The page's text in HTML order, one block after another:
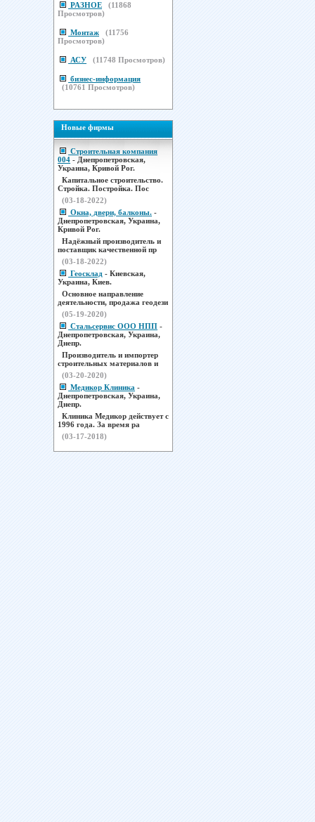
РАЗНОЕ (11868
Просмотров)
Монтаж (11756
Просмотров)
АСУ (11748 Просмотров)
бизнес-информация
(10761 Просмотров)
Новые фирмы
Строительная компания
004 - Днепропетровская,
Украина, Кривой Рог.
Капитальное строительство.
Стройка. Постройка. Пос
(03-18-2022)
Окна, двери, балконы. -
Днепропетровская, Украина,
Кривой Рог.
Надёжный производитель и
поставщик качественной пр
(03-18-2022)
Геосклад - Киевская,
Украина, Киев.
Основное направление
деятельности, продажа геодези
(05-19-2020)
Стальсервис ООО НПП -
Днепропетровская, Украина,
Днепр.
Производитель и импортер
строительных материалов и
(03-20-2020)
Медикор Клиника -
Днепропетровская, Украина,
Днепр.
Клиника Медикор действует с
1996 года. За время ра
(03-17-2018)